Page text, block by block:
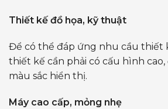
Thiết kế đồ họa, kỹ thuật
Để có thể đáp ứng nhu cầu thiết
thiết kế cần phải có cấu hình
màu sắc hiển thị.
Máy cao cấp, mỏng nhẹ